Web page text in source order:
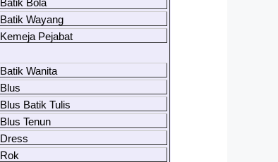
Batik Bola
Batik Wayang
Kemeja Pejabat
Batik Wanita
Blus
Blus Batik Tulis
Blus Tenun
Dress
Rok